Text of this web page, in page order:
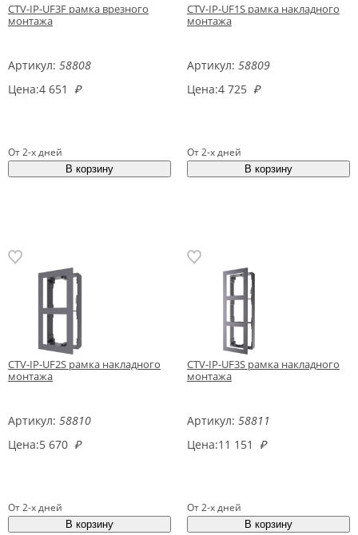
CTV-IP-UF3F рамка врезного
монтажа
Артикул: 58808
Цена:4 651 ₽
От 2-х дней
CTV-IP-UF1S рамка накладного
монтажа
Артикул: 58809
Цена:4 725 ₽
От 2-х дней
CTV-IP-UF2S рамка накладного
монтажа
Артикул: 58810
Цена:5 670 ₽
От 2-х дней
CTV-IP-UF3S рамка накладного
монтажа
Артикул: 58811
Цена:11 151 ₽
От 2-х дней